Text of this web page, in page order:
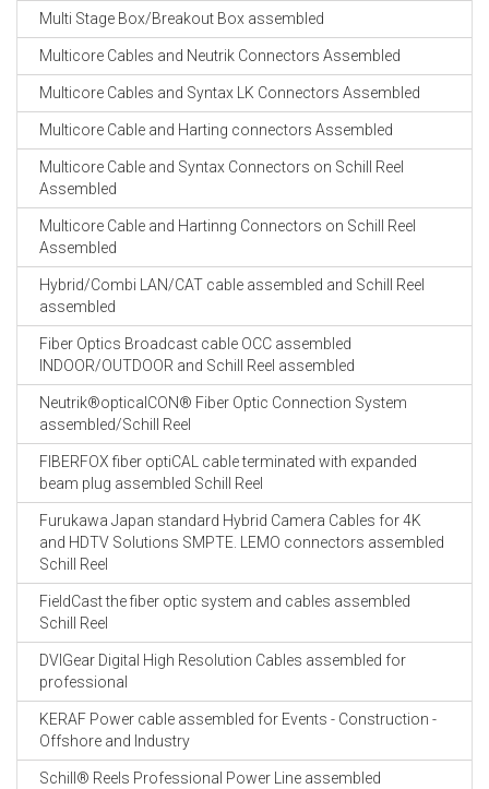
Multi Stage Box/Breakout Box assembled
Multicore Cables and Neutrik Connectors Assembled
Multicore Cables and Syntax LK Connectors Assembled
Multicore Cable and Harting connectors Assembled
Multicore Cable and Syntax Connectors on Schill Reel
Assembled
Multicore Cable and Hartinng Connectors on Schill Reel
Assembled
Hybrid/Combi LAN/CAT cable assembled and Schill Reel
assembled
Fiber Optics Broadcast cable OCC assembled
INDOOR/OUTDOOR and Schill Reel assembled
Neutrik®opticalCON® Fiber Optic Connection System
assembled/Schill Reel
FIBERFOX fiber optiCAL cable terminated with expanded
beam plug assembled Schill Reel
Furukawa Japan standard Hybrid Camera Cables for 4K
and HDTV Solutions SMPTE. LEMO connectors assembled
Schill Reel
FieldCast the fiber optic system and cables assembled
Schill Reel
DVIGear Digital High Resolution Cables assembled for
professional
KERAF Power cable assembled for Events - Construction -
Offshore and Industry
Schill® Reels Professional Power Line assembled